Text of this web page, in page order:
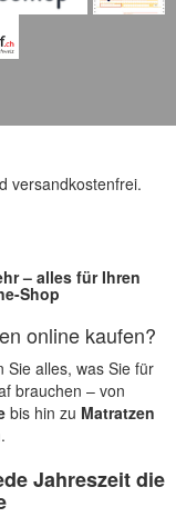
versandkostenfrei.
– alles für Ihren
Shop
online kaufen?
Sie alles, was Sie für
brauchen – von
bis hin zu Matratzen
.
Jahreszeit die